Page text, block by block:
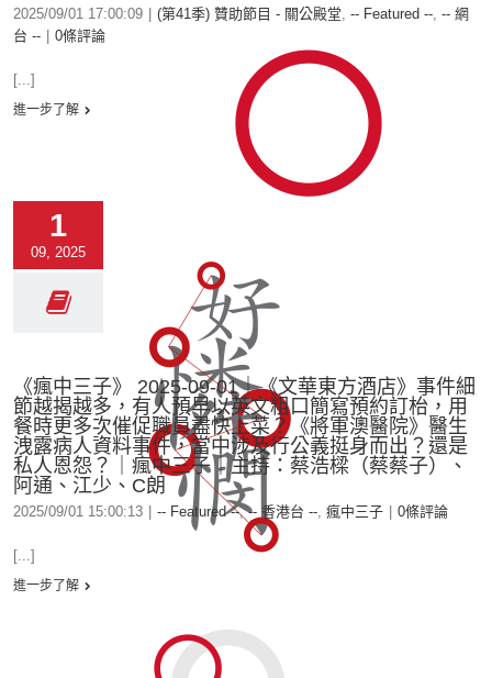
2025/09/01 17:00:09 (第41季) 贊助節目 - 關公殿堂, -- Featured --, -- 網
台 --
0條評論
[...]
進一步了解
1
09, 2025
《瘋中三子》 2025-09-01｜《文華東方酒店》事件細
節越揭越多，有人預早以英文粗口簡寫預約訂枱，用
餐時更多次催促職員盡快上菜？《將軍澳醫院》醫生
洩露病人資料事件，當中涉及行公義挺身而出？還是
私人恩怨？｜瘋中三子｜主持：蔡浩樑（蔡蔡子）、
阿通、江少、C朗
2025/09/01 15:00:13 -- Featured --,-- 香港台 --, 瘋中三子 0條評論
[...]
進一步了解